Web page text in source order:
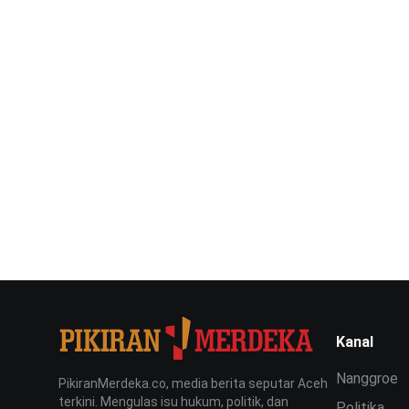
PikiranMerdeka.co, media berita seputar Aceh
terkini. Mengulas isu hukum, politik, dan
Kanal
Nanggroe